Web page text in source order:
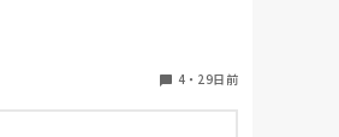
が、まだ2年目の先生で距
いのが原因なのか
い困っています。最初は、
らせることが多かったのが、
離れると泣くようになりまし
4・ 29日前